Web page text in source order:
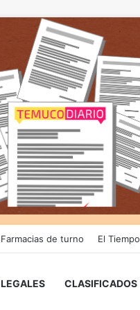
Farmacias de turno El Tiempo
CLASIFICADOS